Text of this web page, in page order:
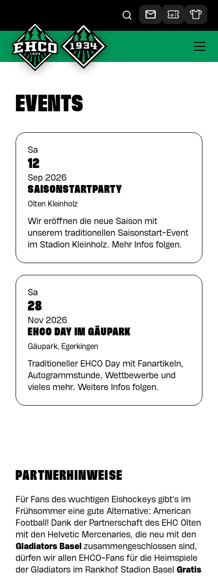
EVENTS
Sa
12
Sep 2026
SAISONSTARTPARTY
Olten Kleinholz
Wir eröffnen die neue Saison mit
unserem traditionellen Saisonstart-Event
im Stadion Kleinholz. Mehr Infos folgen.
Sa
28
Nov 2026
EHCO DAY IM GÄUPARK
Gäupark, Egerkingen
Traditioneller EHCO Day mit Fanartikeln,
Autogrammstunde, Wettbewerbe und
vieles mehr. Weitere Infos folgen.
PARTNERHINWEISE
Für Fans des wuchtigen Eishockeys gibt's im
Frühsommer eine gute Alternative: American
Football! Dank der Partnerschaft des EHC Olten
mit den Helvetic Mercenaries, die neu mit den
Gladiators Basel zusammengeschlossen sind,
dürfen wir allen EHCO-Fans für die Heimspiele
der Gladiators im Rankhof Stadion Basel Gratis